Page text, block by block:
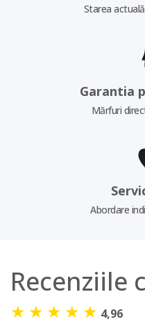
Starea
Garantia
Mărfuri
Abordare
Recenziile
★ ★ ★ ★ ★ 4,96